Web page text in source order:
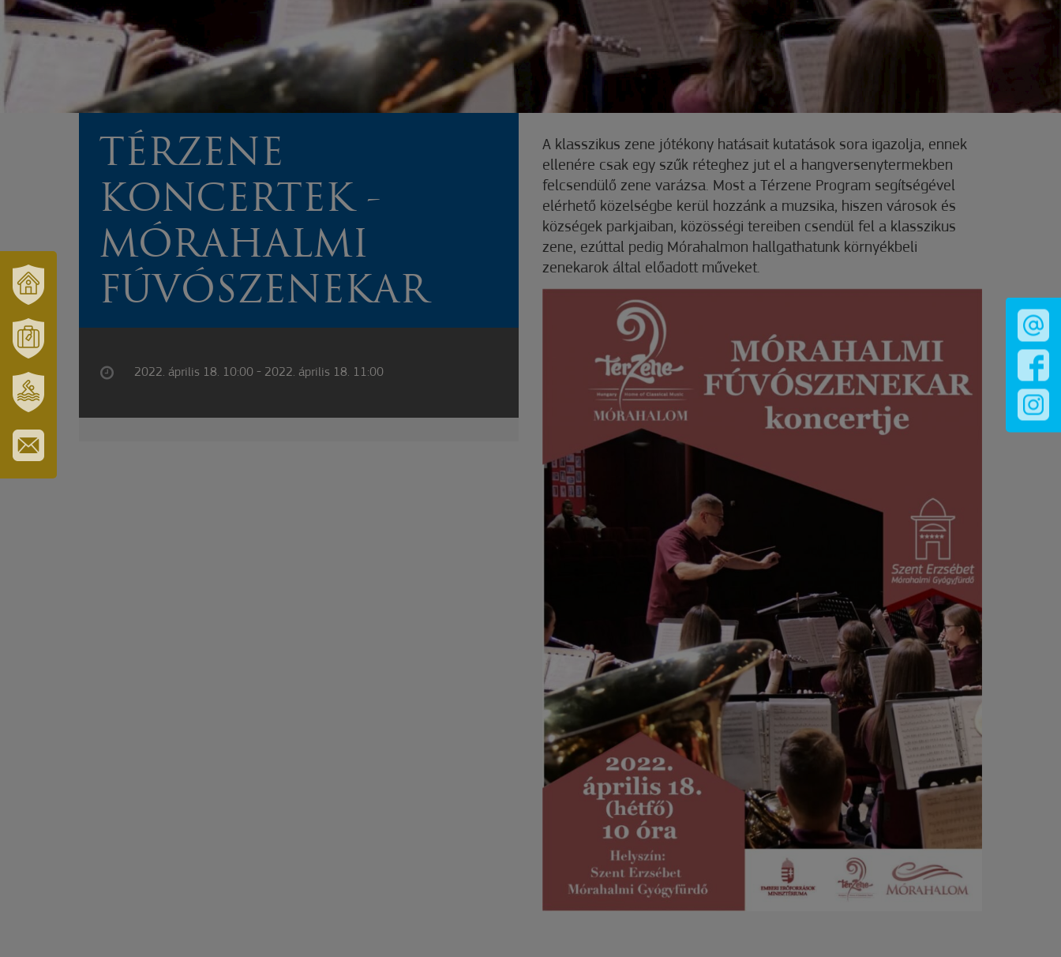
ÉS
TÉRSÉGÜNK
MÓRAHALOM
TURISZTIKA
ERZSÉBET
GYÓGYFÜRDŐ
IRATKOZZON
TÉRZENE
KONCERTEK -
MÓRAHALMI
FÚVÓSZENEKAR
2022. április 18. 10:00 - 2022. április 18. 11:00
A klasszikus zene jótékony hatásait kutatások sora igazolja, ennek
ellenére csak egy szűk réteghez jut el a hangversenytermekben
felcsendülő zene varázsa. Most a Térzene Program segítségével
elérhető közelségbe kerül hozzánk a muzsika, hiszen városok és
községek parkjaiban, közösségi tereiben csendül fel a klasszikus
zene, ezúttal pedig Mórahalmon hallgathatunk környékbeli
zenekarok által előadott műveket.